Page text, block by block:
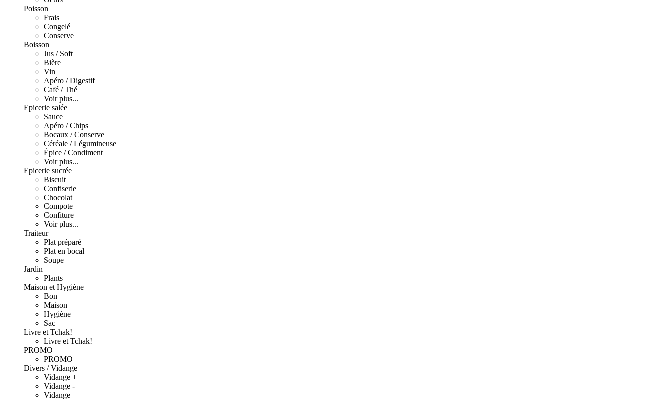
Poisson
Frais
Congelé
Conserve
Boisson
Jus / Soft
Bière
Vin
Apéro / Digestif
Café / Thé
Voir plus...
Epicerie salée
Sauce
Apéro / Chips
Bocaux / Conserve
Céréale / Légumineuse
Épice / Condiment
Voir plus...
Epicerie sucrée
Biscuit
Confiserie
Chocolat
Compote
Confiture
Voir plus...
Traiteur
Plat préparé
Plat en bocal
Soupe
Jardin
Plants
Maison et Hygiène
Bon
Maison
Hygiène
Sac
Livre et Tchak!
Livre et Tchak!
PROMO
PROMO
Divers / Vidange
Vidange +
Vidange -
Vidange